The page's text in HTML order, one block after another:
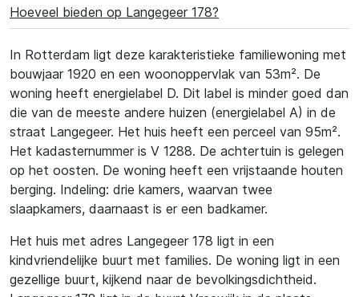
Hoeveel bieden op Langegeer 178?
In Rotterdam ligt deze karakteristieke familiewoning met
bouwjaar 1920 en een woonoppervlak van 53m². De
woning heeft energielabel D. Dit label is minder goed dan
die van de meeste andere huizen (energielabel A) in de
straat Langegeer. Het huis heeft een perceel van 95m².
Het kadasternummer is V 1288. De achtertuin is gelegen
op het oosten. De woning heeft een vrijstaande houten
berging. Indeling: drie kamers, waarvan twee
slaapkamers, daarnaast is er een badkamer.
Het huis met adres Langegeer 178 ligt in een
kindvriendelijke buurt met families. De woning ligt in een
gezellige buurt, kijkend naar de bevolkingsdichtheid.